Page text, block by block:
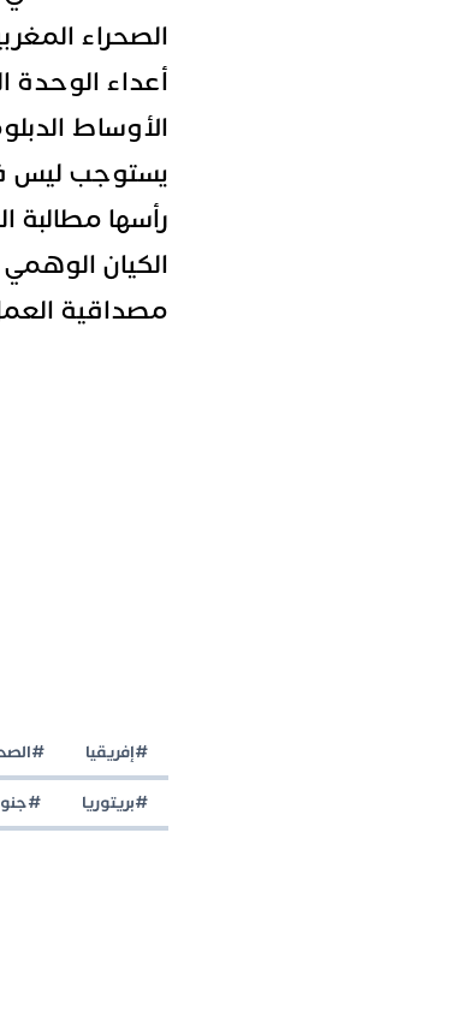
الصحراء
أعداء الوحدة
الأوساط
يستوجب ليس
رأسها مطالبة
الكيان
مصداقية
#إفريقيا
#بريتوريا